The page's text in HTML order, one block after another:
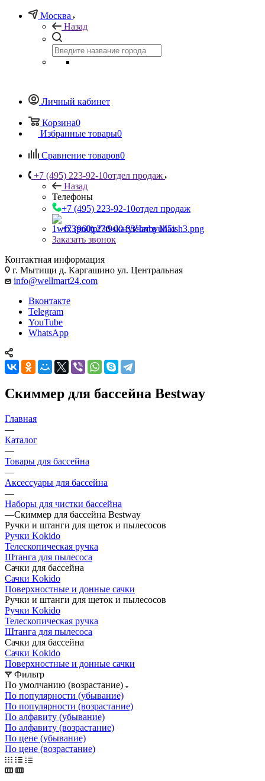
Москва
Назад
Личный кабинет
Корзина0
Избранные товары0
Сравнение товаров0
+7 (495) 223-92-10отдел продаж
Назад
Телефоны
+7 (495) 223-92-10отдел продаж
+7 (960) 230-00-33Чат в Max
Заказать звонок
Контактная информация
г. Мытищи д. Каргашино ул. Центральная
info@wellmart24.com
Вконтакте
Telegram
YouTube
WhatsApp
Скиммер для бассейна Bestway
Главная
—
Каталог
—
Товары для бассейна
—
Аксессуары для бассейна
—
Наборы для чистки бассейна
—Скиммер для бассейна Bestway
Ручки и штанги для щеток и пылесосов
Ручки Kokido
Телескопическая ручка
Штанга для пылесоса
Сачки для бассейна
Сачки Kokido
Поверхностные и донные сачки
Ручки и штанги для щеток и пылесосов
Ручки Kokido
Телескопическая ручка
Штанга для пылесоса
Сачки для бассейна
Сачки Kokido
Поверхностные и донные сачки
Фильтр
По умолчанию (возрастание)
По популярности (убывание)
По популярности (возрастание)
По алфавиту (убывание)
По алфавиту (возрастание)
По цене (убывание)
По цене (возрастание)